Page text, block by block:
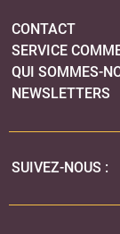
CONTACT
SERVICE
QUI SOMMES-
NEWSLETTERS
SUIVEZ-NOUS :